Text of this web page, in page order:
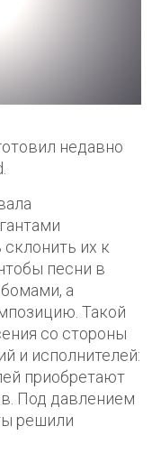
недавно
их к
песни в
а
Такой
со стороны
и исполнителей:
приобретают
Под давлением
решили